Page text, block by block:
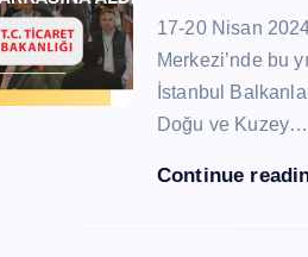
17-20 Nisan
Merkezi’nde bu
İstanbul
Doğu ve Kuzey…
Continue